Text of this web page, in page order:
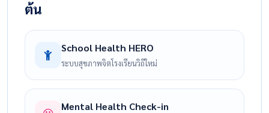
ต้น
School Health HERO
ระบบสุขภาพจิตโรงเรียนวิถีใหม่
Mental Health Check-in